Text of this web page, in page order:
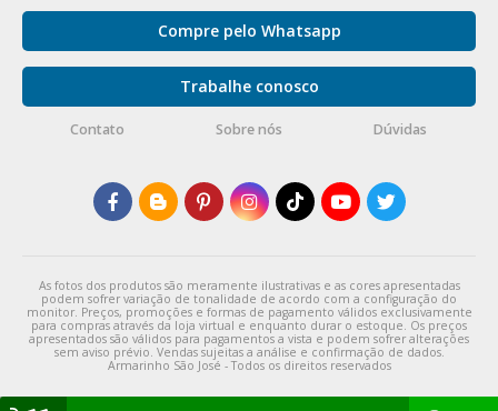
Compre pelo Whatsapp
Trabalhe conosco
Contato Sobre nós Dúvidas
As fotos dos produtos são meramente ilustrativas e as cores apresentadas
podem sofrer variação de tonalidade de acordo com a configuração do
monitor. Preços, promoções e formas de pagamento válidos exclusivamente
para compras através da loja virtual e enquanto durar o estoque. Os preços
apresentados são válidos para pagamentos a vista e podem sofrer alterações
sem aviso prévio. Vendas sujeitas a análise e confirmação de dados.
Armarinho São José - Todos os direitos reservados